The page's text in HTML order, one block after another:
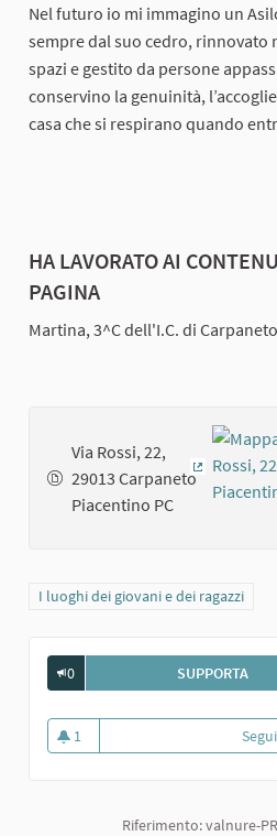
Nel futuro io mi immagino un
sempre dal suo cedro, rinnovato
spazi e gestito da persone
conservino la genuinità,
casa che si respirano quando
HA LAVORATO AI
PAGINA
Martina, 3^C dell'I.C. di
Via Rossi, 22,
29013 Carpaneto
Piacentino PC
Filtra i risultati per categoria: I luoghi
I luoghi dei giovani e dei ragazzi
0 SUPPORTA
1
1 sostenitori
Segui
Riferimento: valnure-